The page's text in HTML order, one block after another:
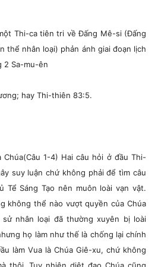
Thi-ca tiên tri về Đấng Mê-si (Đấng
thể nhân loại) phản ánh giai đoạn lịch
2 Sa-mu-ên
hay Thi-thiên 83:5.
1-4) Hai câu hỏi ở đầu Thi-
suy luận chứ không phải để tìm câu
Sáng Tạo nên muôn loài vạn vật.
không thể nào vượt quyền của Chúa
nhân loại đã thường xuyên bị loài
họ làm như thế là chống lại chính
làm Vua là Chúa Giê-xu, chứ không